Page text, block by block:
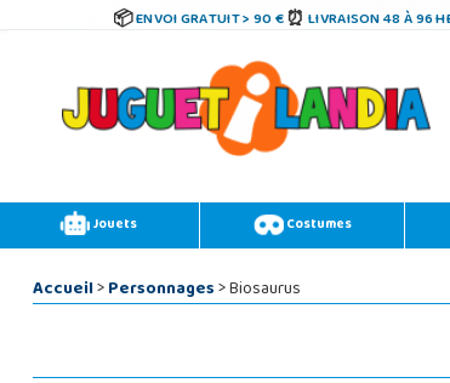
ENVOI GRATUIT > 90 € LIVRAISON 48 À 96
Jouets Costumes
Accueil>Personnages> Biosaurus